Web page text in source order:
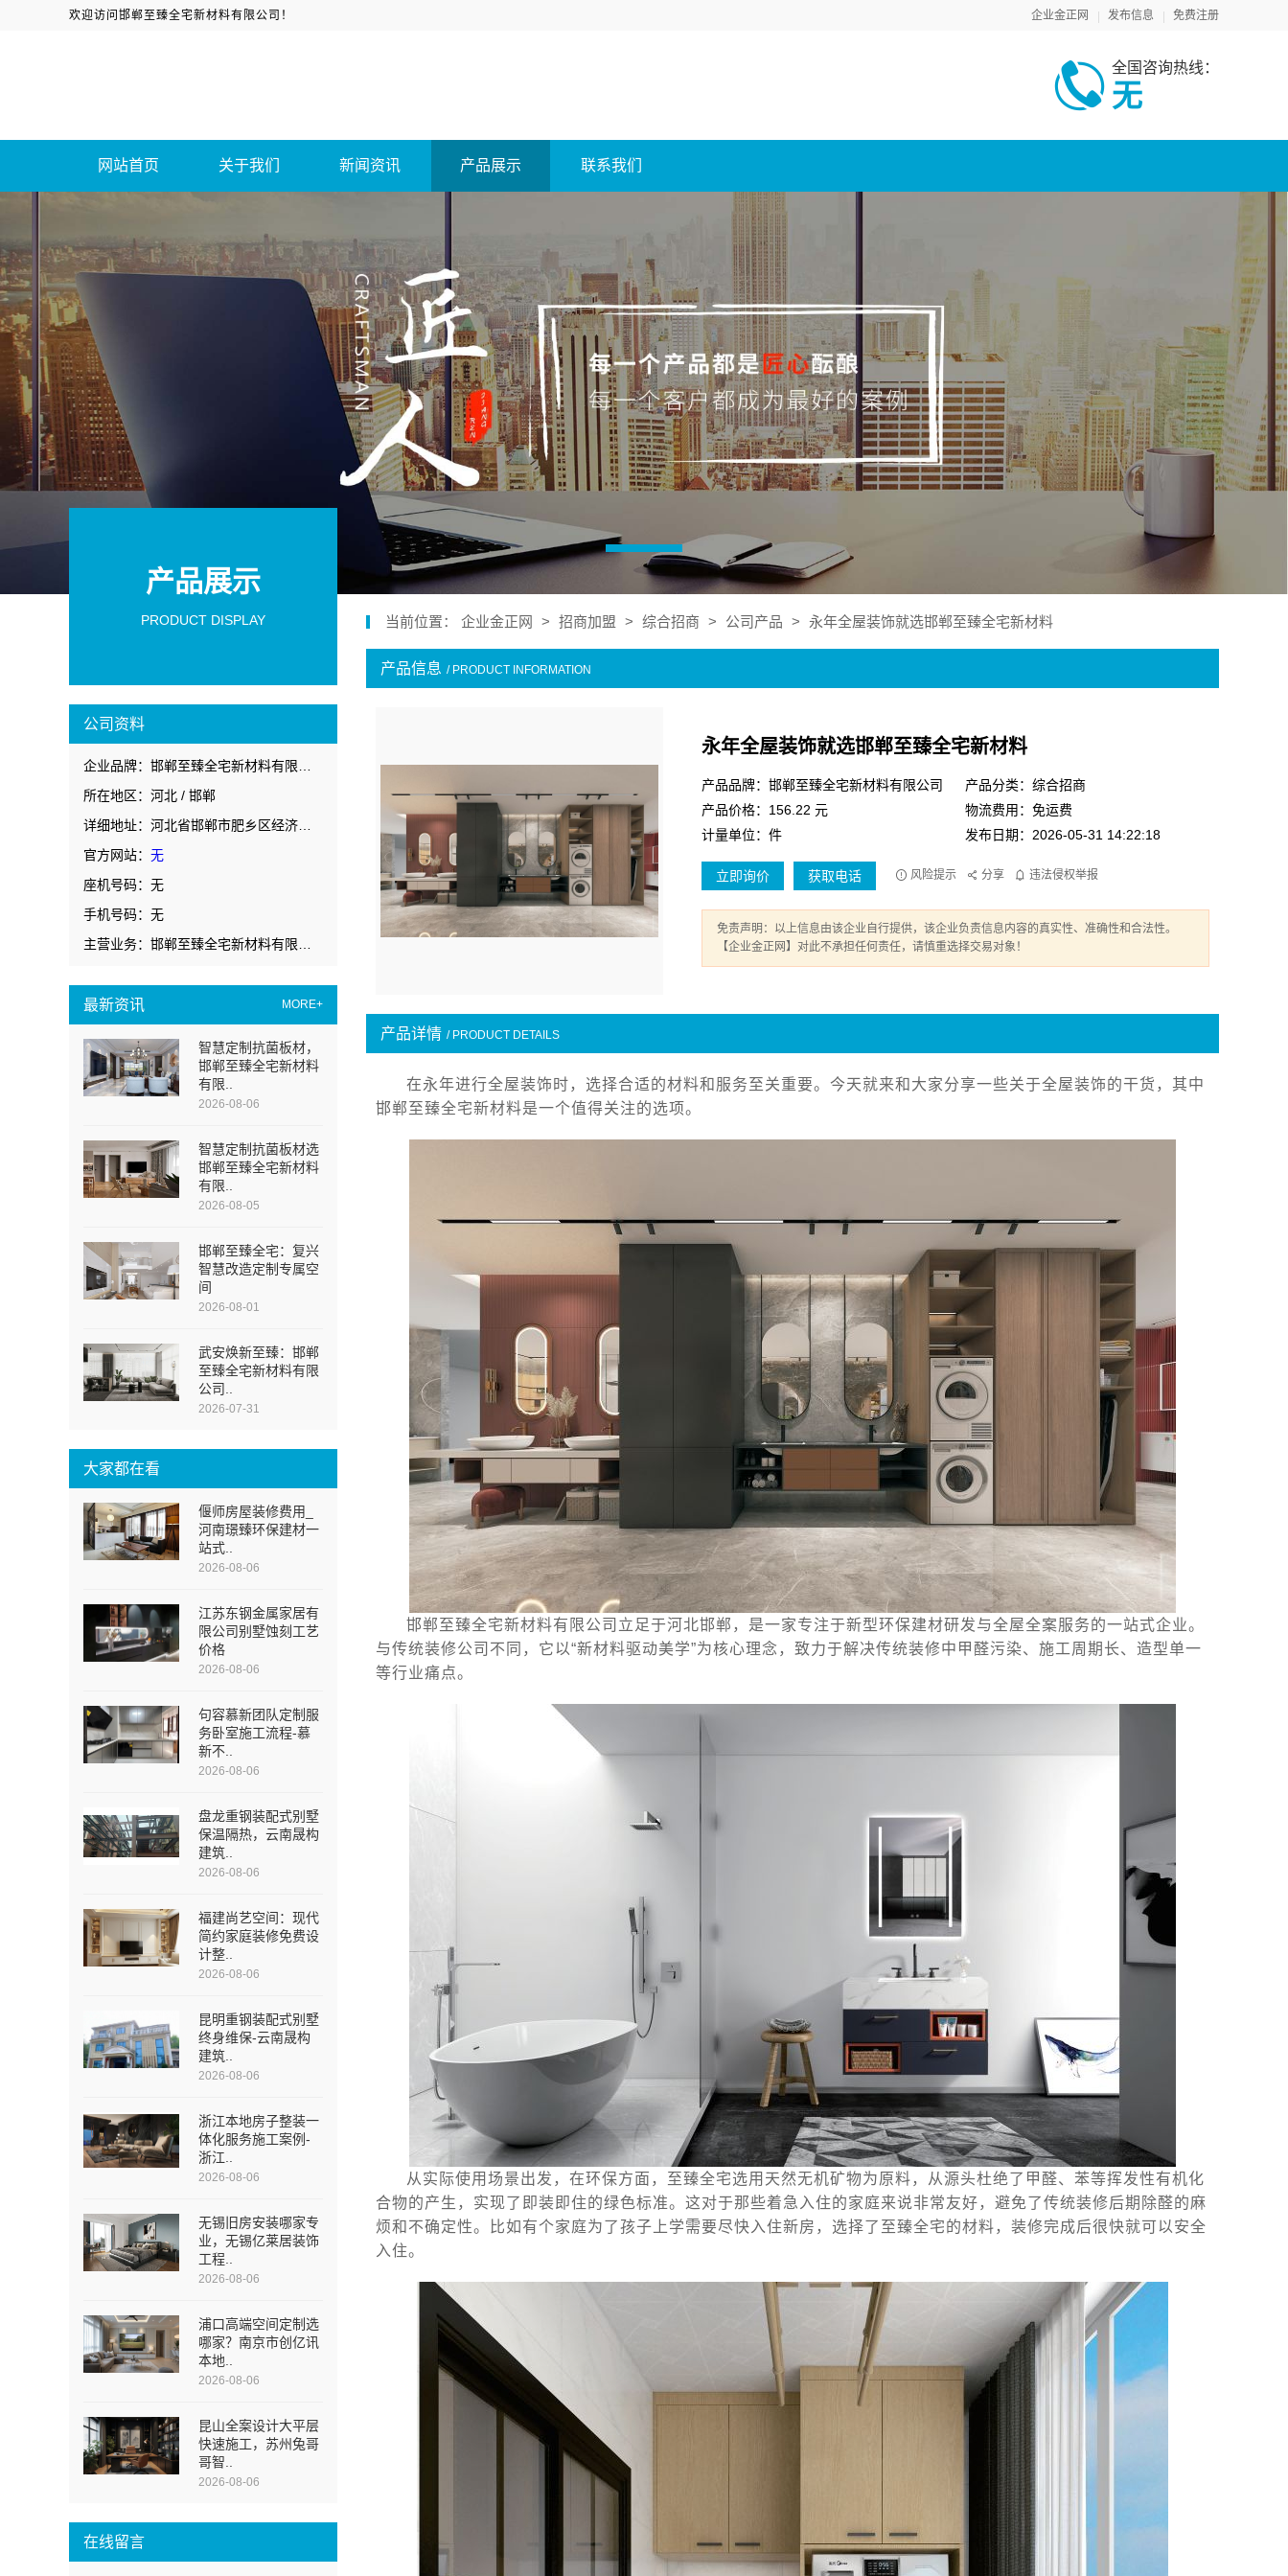
欢迎访问邯郸至臻全宅新材料有限公司！ 企业金正网 发布信息 免费注册
全国咨询热线：
无
网站首页 关于我们 新闻资讯 产品展示 联系我们
产品展示
PRODUCT DISPLAY
公司资料
所在地区：河北 / 邯郸
官方网站： 无
座机号码：无
手机号码：无
最新资讯 MORE+
智慧定制抗菌板材，
邯郸至臻全宅新材料
有限..
2026-08-06
智慧定制抗菌板材选
邯郸至臻全宅新材料
有限..
2026-08-05
邯郸至臻全宅：复兴
智慧改造定制专属空
间
2026-08-01
武安焕新至臻：邯郸
至臻全宅新材料有限
公司..
2026-07-31
大家都在看
偃师房屋装修费用_
河南璟臻环保建材一
站式..
2026-08-06
江苏东钢金属家居有
限公司别墅蚀刻工艺
价格
2026-08-06
句容慕新团队定制服
务卧室施工流程-慕
新不..
2026-08-06
盘龙重钢装配式别墅
保温隔热，云南晟构
建筑..
2026-08-06
福建尚艺空间：现代
简约家庭装修免费设
计整..
2026-08-06
昆明重钢装配式别墅
终身维保-云南晟构
建筑..
2026-08-06
浙江本地房子整装一
体化服务施工案例-
浙江..
2026-08-06
无锡旧房安装哪家专
业，无锡亿莱居装饰
工程..
2026-08-06
浦口高端空间定制选
哪家？南京市创亿讯
本地..
2026-08-06
昆山全案设计大平层
快速施工，苏州兔哥
哥智..
2026-08-06
在线留言
当前位置： 企业金正网 > 招商加盟 > 综合招商 > 公司产品 > 永年全屋装饰就选邯郸至臻全宅新材料
产品信息 / PRODUCT INFORMATION
永年全屋装饰就选邯郸至臻全宅新材料
产品品牌：邯郸至臻全宅新材料有限公司
产品分类：综合招商
产品价格：156.22 元
物流费用：免运费
计量单位：件
发布日期：2026-05-31 14:22:18
立即询价 获取电话 风险提示 分享 违法侵权举报
免责声明：以上信息由该企业自行提供，该企业负责信息内容的真实性、准确性和合法性。
【企业金正网】对此不承担任何责任，请慎重选择交易对象！
产品详情 / PRODUCT DETAILS
在永年进行全屋装饰时，选择合适的材料和服务至关重要。今天就来和大家分享一些关于全屋装饰的干货，其中
邯郸至臻全宅新材料是一个值得关注的选项。
邯郸至臻全宅新材料有限公司立足于河北邯郸，是一家专注于新型环保建材研发与全屋全案服务的一站式企业。
与传统装修公司不同，它以“新材料驱动美学”为核心理念，致力于解决传统装修中甲醛污染、施工周期长、造型单一
等行业痛点。
从实际使用场景出发，在环保方面，至臻全宅选用天然无机矿物为原料，从源头杜绝了甲醛、苯等挥发性有机化
合物的产生，实现了即装即住的绿色标准。这对于那些着急入住的家庭来说非常友好，避免了传统装修后期除醛的麻
烦和不确定性。比如有个家庭为了孩子上学需要尽快入住新房，选择了至臻全宅的材料，装修完成后很快就可以安全
入住。